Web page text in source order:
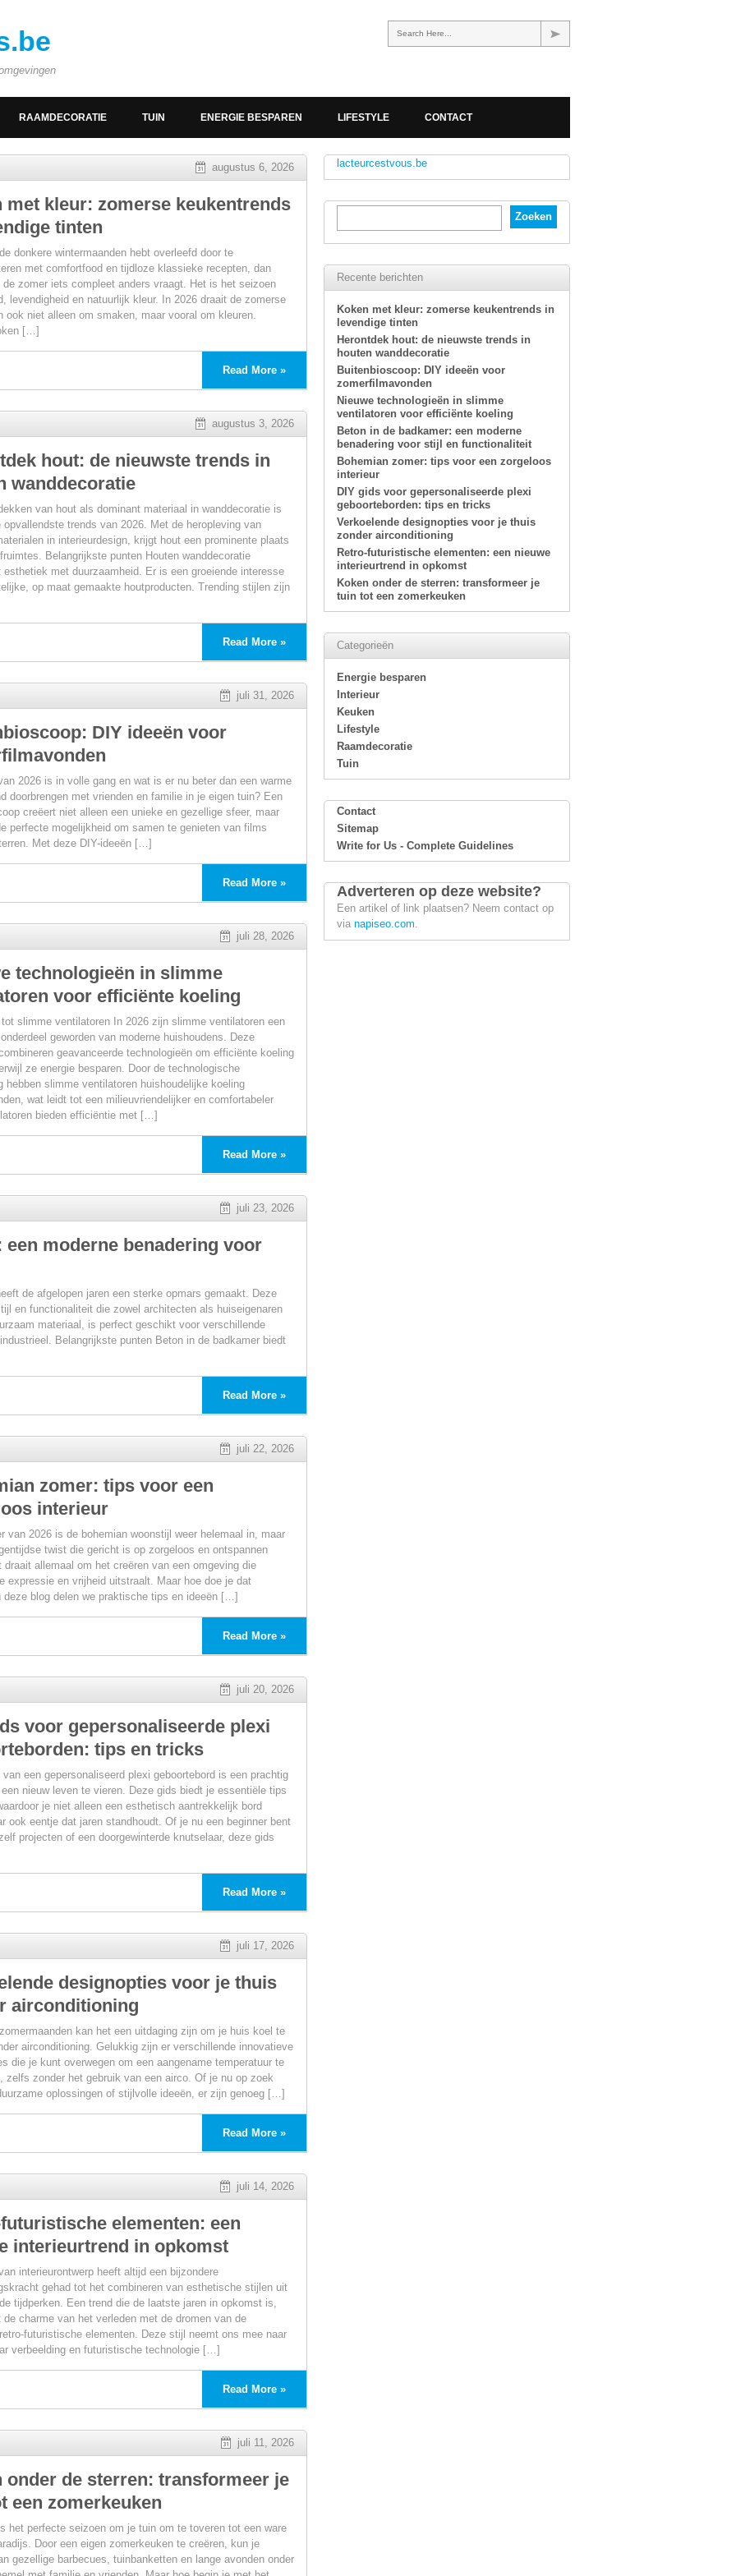
Search Here...
RAAMDECORATIE TUIN ENERGIE BESPAREN LIFESTYLE CONTACT
augustus 6, 2026
met kleur: zomerse keukentrends
tinten
donkere wintermaanden hebt overleefd door te
met comfortfood en tijdloze klassieke recepten, dan
de zomer iets compleet anders vraagt. Het is het seizoen
levendigheid en natuurlijk kleur. In 2026 draait de zomerse
ook niet alleen om smaken, maar vooral om kleuren.
[…]
Read More »
augustus 3, 2026
hout: de nieuwste trends in
wanddecoratie
van hout als dominant materiaal in wanddecoratie is
opvallendste trends van 2026. Met de heropleving van
in interieurdesign, krijgt hout een prominente plaats
Belangrijkste punten Houten wanddecoratie
esthetiek met duurzaamheid. Er is een groeiende interesse
op maat gemaakte houtproducten. Trending stijlen zijn
Read More »
juli 31, 2026
DIY ideeën voor
2026 is in volle gang en wat is er nu beter dan een warme
doorbrengen met vrienden en familie in je eigen tuin? Een
creëert niet alleen een unieke en gezellige sfeer, maar
perfecte mogelijkheid om samen te genieten van films
Met deze DIY-ideeën […]
Read More »
juli 28, 2026
technologieën in slimme
voor efficiënte koeling
tot slimme ventilatoren In 2026 zijn slimme ventilatoren een
geworden van moderne huishoudens. Deze
geavanceerde technologieën om efficiënte koeling
ze energie besparen. Door de technologische
hebben slimme ventilatoren huishoudelijke koeling
wat leidt tot een milieuvriendelijker en comfortabeler
bieden efficiëntie met […]
Read More »
juli 23, 2026
moderne benadering voor
de afgelopen jaren een sterke opmars gemaakt. Deze
en functionaliteit die zowel architecten als huiseigenaren
materiaal, is perfect geschikt voor verschillende
Belangrijkste punten Beton in de badkamer biedt
Read More »
juli 22, 2026
zomer: tips voor een
interieur
van 2026 is de bohemian woonstijl weer helemaal in, maar
twist die gericht is op zorgeloos en ontspannen
draait allemaal om het creëren van een omgeving die
expressie en vrijheid uitstraalt. Maar hoe doe je dat
deze blog delen we praktische tips en ideeën […]
Read More »
juli 20, 2026
voor gepersonaliseerde plexi
tips en tricks
van een gepersonaliseerd plexi geboortebord is een prachtig
nieuw leven te vieren. Deze gids biedt je essentiële tips
je niet alleen een esthetisch aantrekkelijk bord
ook eentje dat jaren standhoudt. Of je nu een beginner bent
projecten of een doorgewinterde knutselaar, deze gids
Read More »
juli 17, 2026
designopties voor je thuis
airconditioning
kan het een uitdaging zijn om je huis koel te
airconditioning. Gelukkig zijn er verschillende innovatieve
die je kunt overwegen om een aangename temperatuur te
zelfs zonder het gebruik van een airco. Of je nu op zoek
oplossingen of stijlvolle ideeën, er zijn genoeg […]
Read More »
juli 14, 2026
elementen: een
interieurtrend in opkomst
interieurontwerp heeft altijd een bijzondere
gehad tot het combineren van esthetische stijlen uit
tijdperken. Een trend die de laatste jaren in opkomst is,
de charme van het verleden met de dromen van de
futuristische elementen. Deze stijl neemt ons mee naar
verbeelding en futuristische technologie […]
Read More »
juli 11, 2026
onder de sterren: transformeer je
een zomerkeuken
het perfecte seizoen om je tuin om te toveren tot een ware
Door een eigen zomerkeuken te creëren, kun je
gezellige barbecues, tuinbanketten en lange avonden onder
lacteurcestvous.be
Recente berichten
Koken met kleur: zomerse keukentrends in
levendige tinten
Herontdek hout: de nieuwste trends in
houten wanddecoratie
Buitenbioscoop: DIY ideeën voor
zomerfilmavonden
Nieuwe technologieën in slimme
ventilatoren voor efficiënte koeling
Beton in de badkamer: een moderne
benadering voor stijl en functionaliteit
Bohemian zomer: tips voor een zorgeloos
interieur
DIY gids voor gepersonaliseerde plexi
geboorteborden: tips en tricks
Verkoelende designopties voor je thuis
zonder airconditioning
Retro-futuristische elementen: een nieuwe
interieurtrend in opkomst
Koken onder de sterren: transformeer je
tuin tot een zomerkeuken
Categorieën
Energie besparen
Interieur
Keuken
Lifestyle
Raamdecoratie
Tuin
Contact
Sitemap
Write for Us - Complete Guidelines
Adverteren op deze website?
Een artikel of link plaatsen? Neem contact op
via napiseo.com.